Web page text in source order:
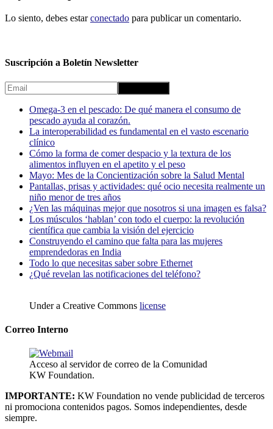
Lo siento, debes estarconectado para publicar un comentario.
Suscripción a Boletín Newsletter
Omega-3 en el pescado: De qué manera el consumo de
pescado ayuda al corazón.
La interoperabilidad es fundamental en el vasto escenario
clínico
Cómo la forma de comer despacio y la textura de los
alimentos influyen en el apetito y el peso
Mayo: Mes de la Concientización sobre la Salud Mental
Pantallas, prisas y actividades: qué ocio necesita realmente un
niño menor de tres años
¿Ven las máquinas mejor que nosotros si una imagen es falsa?
Los músculos ‘hablan’ con todo el cuerpo: la revolución
científica que cambia la visión del ejercicio
Construyendo el camino que falta para las mujeres
emprendedoras en India
Todo lo que necesitas saber sobre Ethernet
¿Qué revelan las notificaciones del teléfono?
Under a Creative Commons license
Correo Interno
Acceso al servidor de correo de la Comunidad
KW Foundation.
IMPORTANTE: KW Foundation no vende publicidad de terceros
ni promociona contenidos pagos. Somos independientes, desde
siempre.